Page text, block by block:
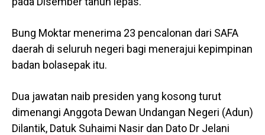
Bung Moktar menerima 23 pencalonan dari SAFA
daerah di seluruh negeri bagi menerajui kepimpinan
badan bolasepak itu.
Dua jawatan naib presiden yang kosong turut
dimenangi Anggota Dewan Undangan Negeri (Adun)
Dilantik, Datuk Suhaimi Nasir dan Dato Dr Jelani